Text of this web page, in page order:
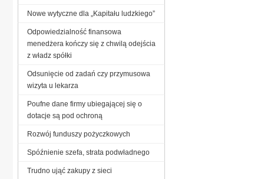
Nowe wytyczne dla „Kapitału ludzkiego”
Odpowiedzialność finansowa
menedżera kończy się z chwilą odejścia
z władz spółki
Odsunięcie od zadań czy przymusowa
wizyta u lekarza
Poufne dane firmy ubiegającej się o
dotacje są pod ochroną
Rozwój funduszy pożyczkowych
Spóźnienie szefa, strata podwładnego
Trudno ująć zakupy z sieci